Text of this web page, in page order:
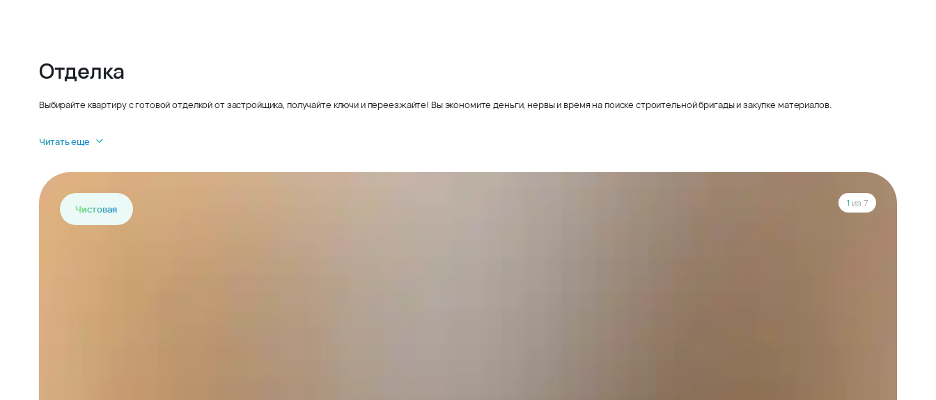
Отделка
Выбирайте квартиру с готовой отделкой от застройщика, получайте ключи и переезжайте! Вы экономите деньги, нервы и время на поиске строительной бригады и закупке материалов.
Читать еще
Чистовая
1 из 7